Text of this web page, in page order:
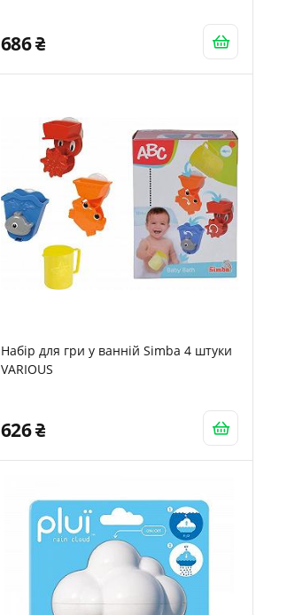
686
Набір для гри у ванній Simba 4 штуки
VARIOUS
626